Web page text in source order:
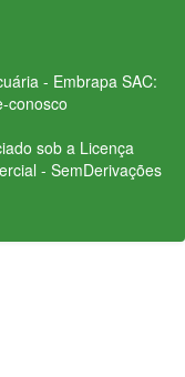
- Embrapa SAC:
conosco
sob a Licença
- SemDerivações